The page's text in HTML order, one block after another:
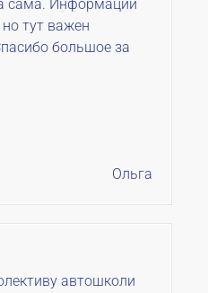
сама. Информации
тут важен
большое за
Ольга
автошколи